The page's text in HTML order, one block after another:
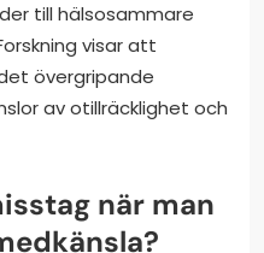
till hälsosammare
visar att
övergripande
av otillräcklighet och
när man